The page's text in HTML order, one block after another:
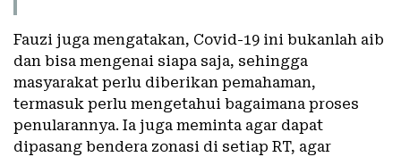
Fauzi juga mengatakan, Covid-19 ini bukanlah aib
dan bisa mengenai siapa saja, sehingga
masyarakat perlu diberikan pemahaman,
termasuk perlu mengetahui bagaimana proses
penularannya. Ia juga meminta agar dapat
dipasang bendera zonasi di setiap RT, agar